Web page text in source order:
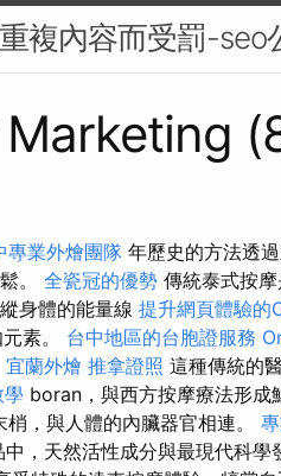
複內容而受罰-seo
專業外燴團隊 年歷史的方法透
。 全瓷冠的優勢 傳統泰式按
身體的能量線 提升網頁體驗的
素。 台中地區的台胞證服務
宜蘭外燴 推拿證照 這種傳統的
學 boran，與西方按摩療法形成
，與人體的內臟器官相連。
，天然活性成分與最現代科學